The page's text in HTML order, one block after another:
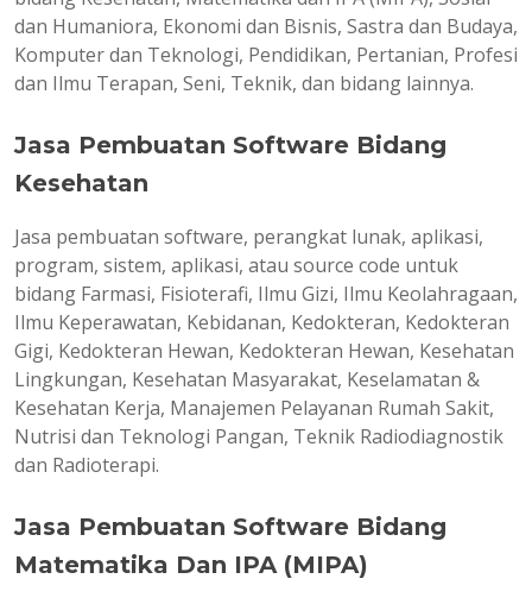
dan Humaniora, Ekonomi dan Bisnis, Sastra dan Budaya,
Komputer dan Teknologi, Pendidikan, Pertanian, Profesi
dan Ilmu Terapan, Seni, Teknik, dan bidang lainnya.
Jasa Pembuatan Software Bidang
Kesehatan
Jasa pembuatan software, perangkat lunak, aplikasi,
program, sistem, aplikasi, atau source code untuk
bidang Farmasi, Fisioterafi, Ilmu Gizi, Ilmu Keolahragaan,
Ilmu Keperawatan, Kebidanan, Kedokteran, Kedokteran
Gigi, Kedokteran Hewan, Kedokteran Hewan, Kesehatan
Lingkungan, Kesehatan Masyarakat, Keselamatan &
Kesehatan Kerja, Manajemen Pelayanan Rumah Sakit,
Nutrisi dan Teknologi Pangan, Teknik Radiodiagnostik
dan Radioterapi.
Jasa Pembuatan Software Bidang
Matematika Dan IPA (MIPA)